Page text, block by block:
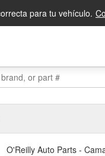
para tu vehículo.
O'Reilly Auto Parts -